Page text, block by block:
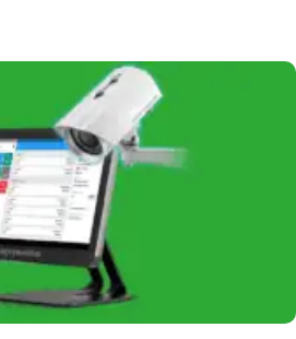
bar. Myšlenka podnikat
si uvědomili, že
v kanceláři jim […]